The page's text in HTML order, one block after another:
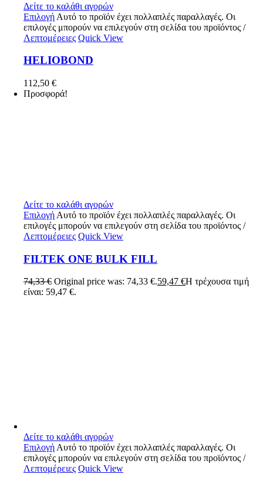
Δείτε το καλάθι αγορών
Επιλογή Αυτό το προϊόν έχει πολλαπλές παραλλαγές. Οι
επιλογές μπορούν να επιλεγούν στη σελίδα του προϊόντος /
Λεπτομέρειες Quick View
HELIOBOND
112,50 €
Προσφορά!
Δείτε το καλάθι αγορών
Επιλογή Αυτό το προϊόν έχει πολλαπλές παραλλαγές. Οι
επιλογές μπορούν να επιλεγούν στη σελίδα του προϊόντος /
Λεπτομέρειες Quick View
FILTEK ONE BULK FILL
74,33€ Original price was: 74,33 €.59,47 €Η τρέχουσα τιμή
είναι: 59,47 €.
Δείτε το καλάθι αγορών
Επιλογή Αυτό το προϊόν έχει πολλαπλές παραλλαγές. Οι
επιλογές μπορούν να επιλεγούν στη σελίδα του προϊόντος /
Λεπτομέρειες Quick View